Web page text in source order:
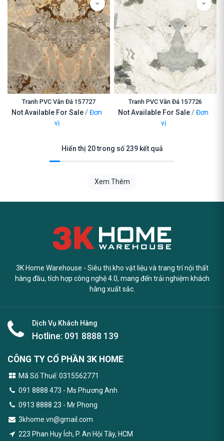
Tranh PVC Vân Đá 157727
Not Available For Sale/Đơn
vị
Tranh PVC Vân Đá 157726
Not Available For Sale/Đơn
vị
Hiển thị 20 trong số 239 kết quả
Xem Thêm
3K Home Warehouse - Siêu thị kho vật liệu và trang trí nội thất
hàng đầu, tích hợp công nghệ 4.0, mang đến trải nghiệm khách
hàng xuất sắc.
Dịch Vụ Khách Hàng
Hotline: 091 8888 139
CÔNG TY CỔ PHẦN 3K HOME
Mã Số Thuế: 0315562771
091 8888 473 - Ms Phương Anh
0913 8888 23 - Mr Phong
3khome.vn@gmail.com
223 Phan Huy Ích, P. An Hội Tây, HCM